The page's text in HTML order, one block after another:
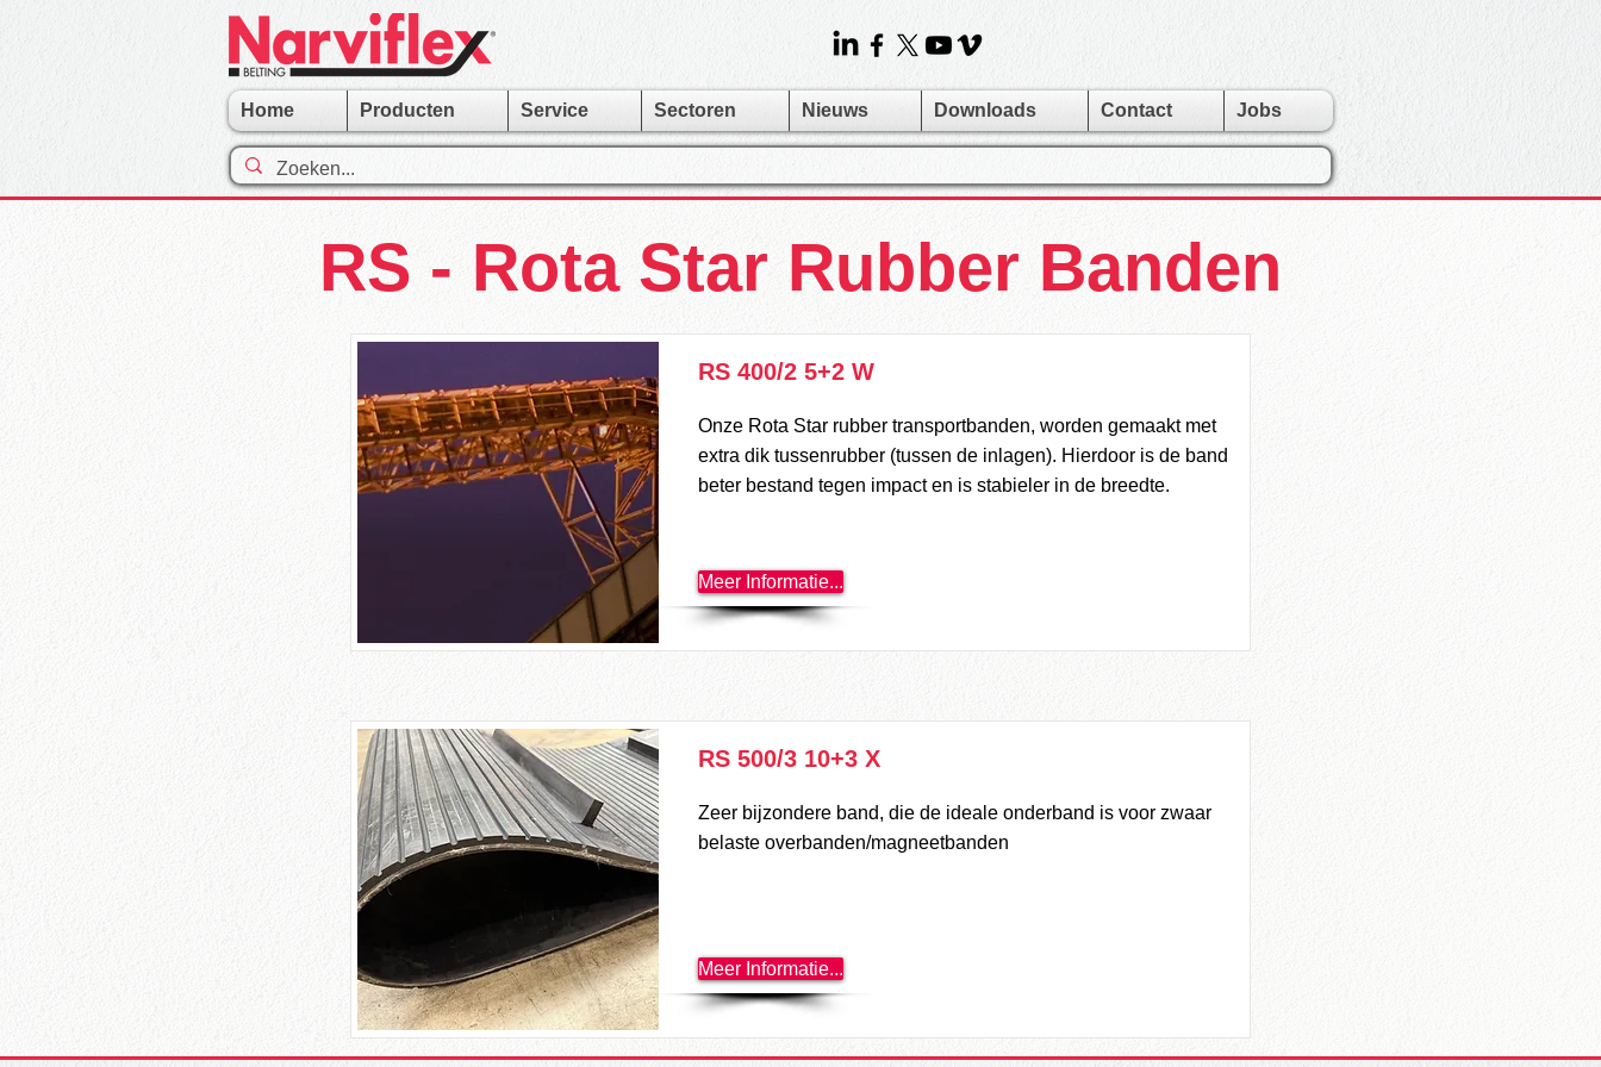
Home Producten Service Sectoren Nieuws Downloads Contact Jobs
RS - Rota Star Rubber Banden
RS 400/2 5+2 W
Onze Rota Star rubber transportbanden, worden gemaakt met
extra dik tussenrubber (tussen de inlagen). Hierdoor is de band
beter bestand tegen impact en is stabieler in de breedte.
Meer Informatie...
RS 500/3 10+3 X
Zeer bijzondere band, die de ideale onderband is voor zwaar
belaste overbanden/magneetbanden
Meer Informatie...